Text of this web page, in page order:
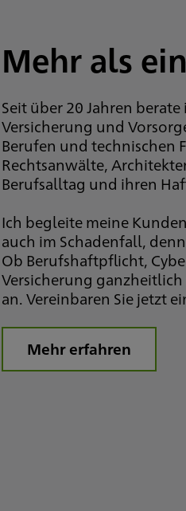
Mehr als
Seit über 20 Jahren
Versicherung und
Berufen und technischen
Rechtsanwälte,
Berufsalltag und ihren
Ich begleite meine
auch im Schadenfall,
Ob Berufshaftpflicht,
Versicherung ganzheitlich
an. Vereinbaren Sie jetzt
Mehr erfahren